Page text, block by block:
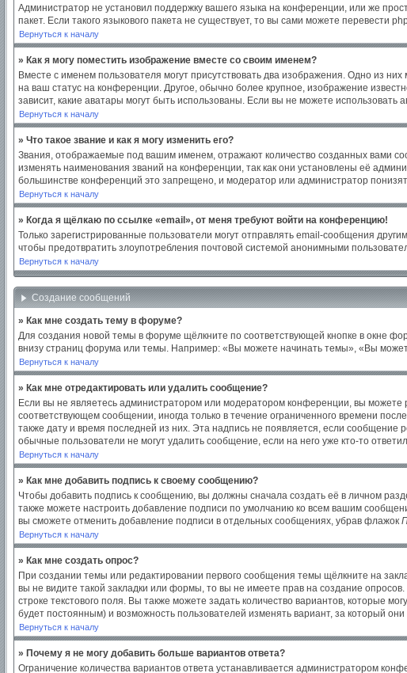
Администратор не установил поддержку вашего языка на конференции, или же
пакет. Если такого языкового пакета не существует, то вы сами можете
Вернуться к началу
» Как я могу поместить изображение вместе со своим именем?
Вместе с именем пользователя могут присутствовать два изображения. Одно из
на ваш статус на конференции. Другое, обычно более крупное, изображение
зависит, какие аватары могут быть использованы. Если вы не можете
Вернуться к началу
» Что такое звание и как я могу изменить его?
Звания, отображаемые под вашим именем, отражают количество созданных вами
изменять наименования званий на конференции, так как они установлены её
большинстве конференций это запрещено, и модератор или администратор
Вернуться к началу
» Когда я щёлкаю по ссылке «email», от меня требуют войти на конференцию!
Только зарегистрированные пользователи могут отправлять email-сообщения
чтобы предотвратить злоупотребления почтовой системой анонимными
Вернуться к началу
Создание сообщений
» Как мне создать тему в форуме?
Для создания новой темы в форуме щёлкните по соответствующей кнопке в окне
внизу страниц форума или темы. Например: «Вы можете начинать темы», «Вы
Вернуться к началу
» Как мне отредактировать или удалить сообщение?
Если вы не являетесь администратором или модератором конференции, вы можете
соответствующем сообщении, иногда только в течение ограниченного времени
также дату и время последней из них. Эта надпись не появляется, если
обычные пользователи не могут удалить сообщение, если на него уже кто-то
Вернуться к началу
» Как мне добавить подпись к своему сообщению?
Чтобы добавить подпись к сообщению, вы должны сначала создать её в личном
также можете настроить добавление подписи по умолчанию ко всем вашим
вы сможете отменить добавление подписи в отдельных сообщениях, убрав флажок
Вернуться к началу
» Как мне создать опрос?
При создании темы или редактировании первого сообщения темы щёлкните на
вы не видите такой закладки или формы, то вы не имеете прав на создание
строке текстового поля. Вы также можете задать количество вариантов, которые
будет постоянным) и возможность пользователей изменять вариант, за который они
Вернуться к началу
» Почему я не могу добавить больше вариантов ответа?
Ограничение количества вариантов ответа устанавливается администратором